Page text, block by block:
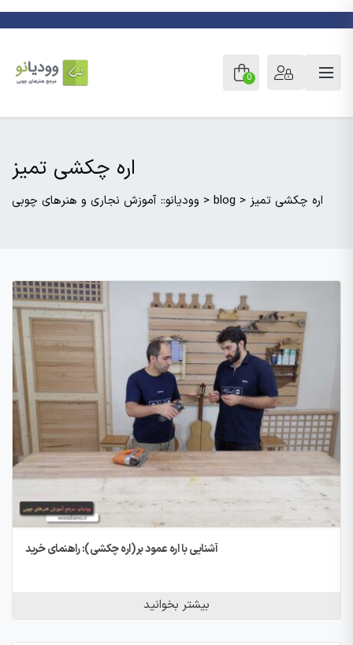
0
اره چکشی تمیز
وودیانو:: آموزش نجاری و هنرهای چوبی > blog > اره چکشی تمیز
آشنایی با اره عمود بر (اره چکشی): راهنمای خرید
بیشتر بخوانید